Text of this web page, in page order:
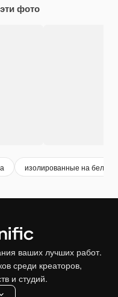
фото
изолированные на белом
ваших лучших работ.
среди креаторов,
и студий.